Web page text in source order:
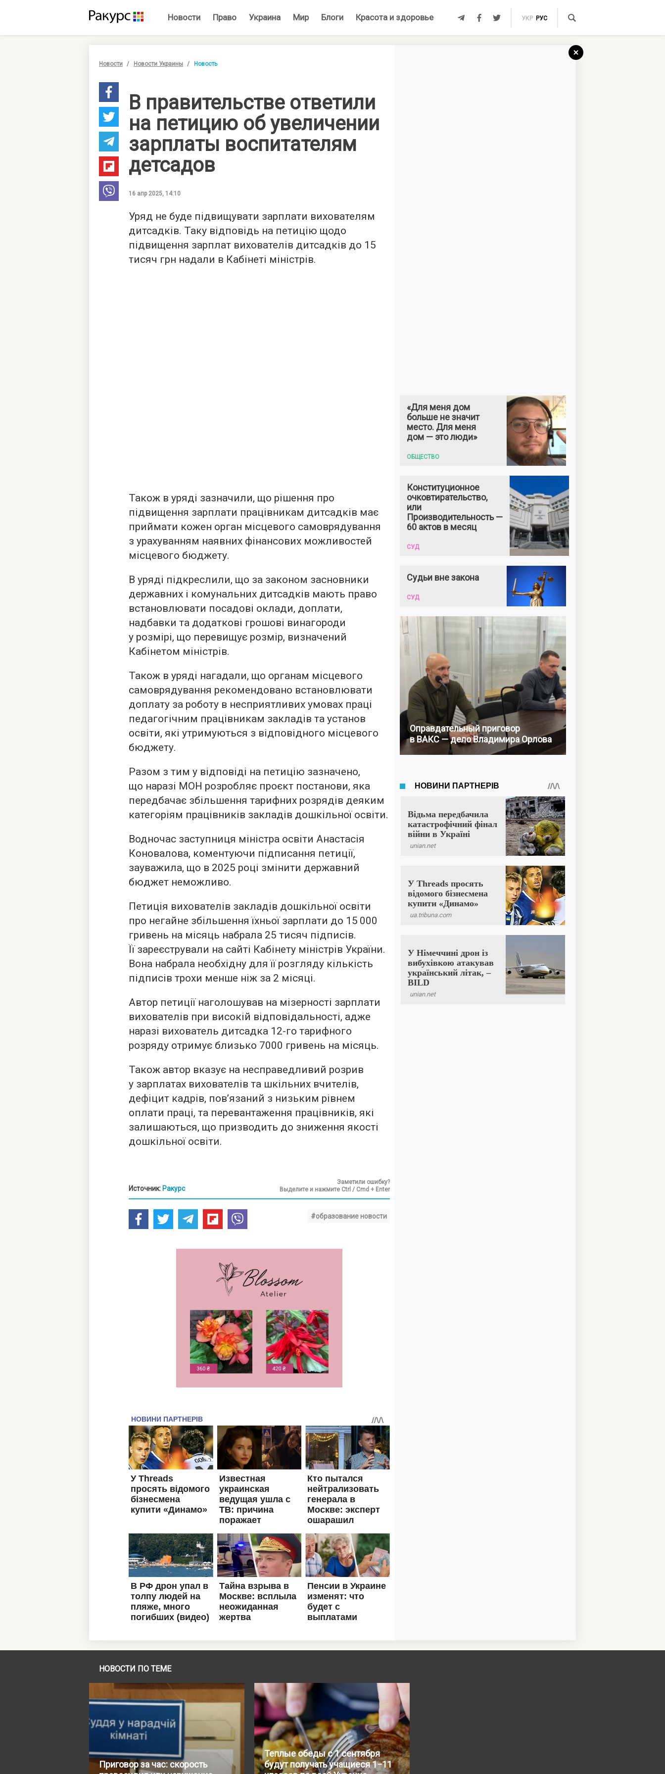
Новости Право Украина Мир Блоги Красота и здоровье УКР РУС
Новости Новости Украины Новость
В правительстве ответили
на петицию об увеличении
зарплаты воспитателям
детсадов
16 апр 2025, 14:10
Уряд не буде підвищувати зарплати вихователям
дитсадків. Таку відповідь на петицію щодо
підвищення зарплат вихователів дитсадків до 15
тисяч грн надали в Кабінеті міністрів.
Також в уряді зазначили, що рішення про
підвищення зарплати працівникам дитсадків має
приймати кожен орган місцевого самоврядування
з урахуванням наявних фінансових можливостей
місцевого бюджету.
В уряді підкреслили, що за законом засновники
державних і комунальних дитсадків мають право
встановлювати посадові оклади, доплати,
надбавки та додаткові грошові винагороди
у розмірі, що перевищує розмір, визначений
Кабінетом міністрів.
Також в уряді нагадали, що органам місцевого
самоврядування рекомендовано встановлювати
доплату за роботу в несприятливих умовах праці
педагогічним працівникам закладів та установ
освіти, які утримуються з відповідного місцевого
бюджету.
Разом з тим у відповіді на петицію зазначено,
що наразі МОН розробляє проєкт постанови, яка
передбачає збільшення тарифних розрядів деяким
категоріям працівників закладів дошкільної освіти.
Водночас заступниця міністра освіти Анастасія
Коновалова, коментуючи підписання петиції,
зауважила, що в 2025 році змінити державний
бюджет неможливо.
Петиція вихователів закладів дошкільної освіти
про негайне збільшення їхньої зарплати до 15 000
гривень на місяць набрала 25 тисяч підписів.
Її зареєстрували на сайті Кабінету міністрів України.
Вона набрала необхідну для її розгляду кількість
підписів трохи менше ніж за 2 місяці.
Автор петиції наголошував на мізерності зарплати
вихователів при високій відповідальності, адже
наразі вихователь дитсадка 12-го тарифного
розряду отримує близько 7000 гривень на місяць.
Також автор вказує на несправедливий розрив
у зарплатах вихователів та шкільних вчителів,
дефіцит кадрів, пов’язаний з низьким рівнем
оплати праці, та перевантаження працівників, які
залишаються, що призводить до зниження якості
дошкільної освіти.
Источник: Ракурс
Заметили ошибку?
Выделите и нажмите Ctrl / Cmd + Enter
#образование новости
«Для меня дом
больше не значит
место. Для меня
дом — это люди»
ОБЩЕСТВО
Конституционное
очковтирательство,
или
Производительность —
60 актов в месяц
СУД
Судьи вне закона
СУД
Оправдательный приговор
в ВАКС — дело Владимира Орлова
НОВОСТИ ПО ТЕМЕ
Приговор за час: скорость
Теплые обеды с 1 сентября
будут получать учащиеся 1−11